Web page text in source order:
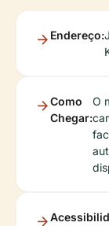
Endereço:
Como
Chegar:
O